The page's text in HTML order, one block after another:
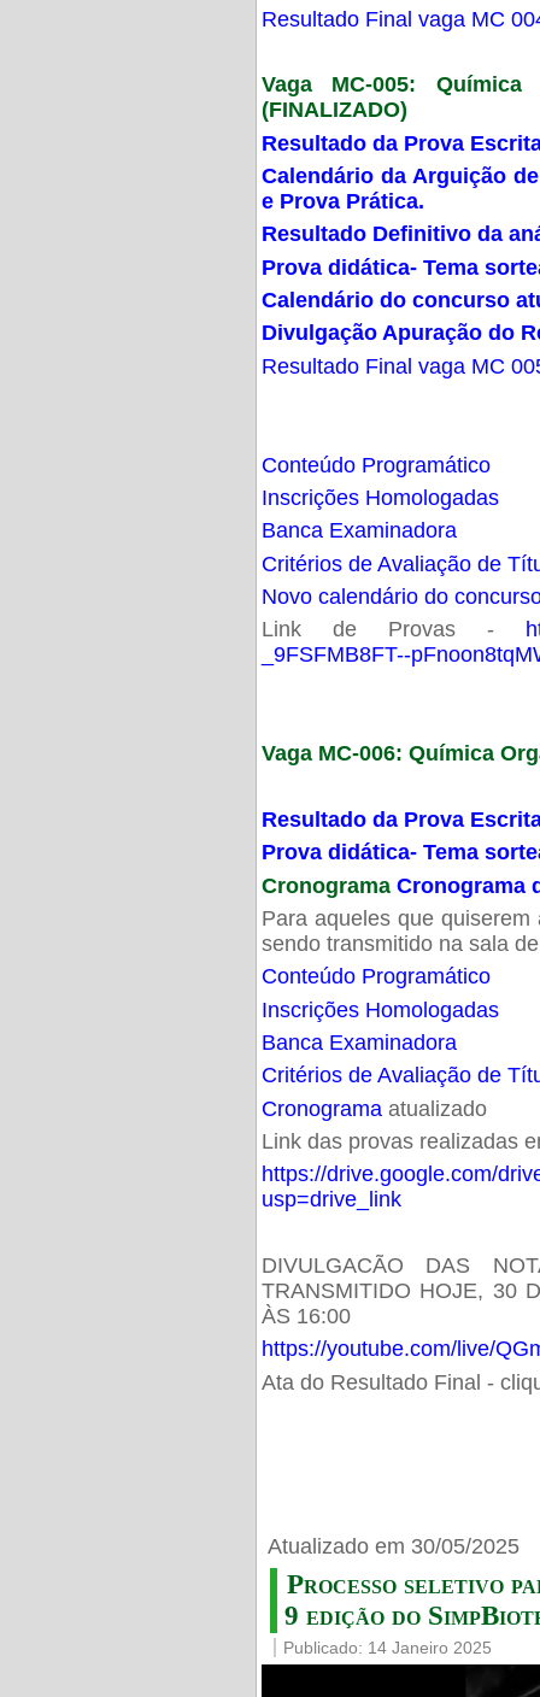
Resultado Final vaga MC
Vaga MC-005:
(FINALIZADO)
Resultado da Prova
Calendário da Arguição
e Prova Prática.
Resultado Definitivo da
Prova didática- Tema
Calendário do concurso
Divulgação Apuração do
Resultado Final vaga MC
Conteúdo Programático
Inscrições Homologadas
Banca Examinadora
Critérios de Avaliação de
Novo calendário do
Link de Provas -
_9FSFMB8FT--
Vaga MC-006: Química
Resultado da Prova
Prova didática- Tema
Cronograma Cronograma
Para aqueles que
sendo transmitido na sala
Conteúdo Programático
Inscrições Homologadas
Banca Examinadora
Critérios de Avaliação de
Cronogramaatualizado
Link das provas realizadas
https://drive.google.com/
usp=drive_link
DIVULGACÃO DAS
TRANSMITIDO HOJE, 30
ÀS 16:00
https://youtube.com/live/
Ata do Resultado Final -
Atualizado em 30/05/2025
Processo seletivo
9 edição do
Publicado: 14 Janeiro 2025